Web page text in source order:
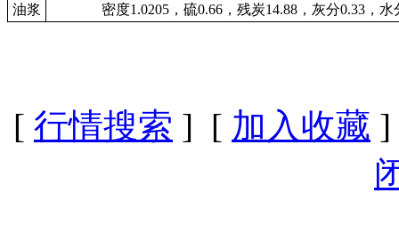
油浆
密度1.0205，硫0.66，残炭14.88，灰分0.33，水
[ 行情搜索 ] [ 加入收藏